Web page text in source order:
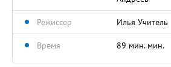
Режиссер Илья Учитель
Время 89 мин. мин.